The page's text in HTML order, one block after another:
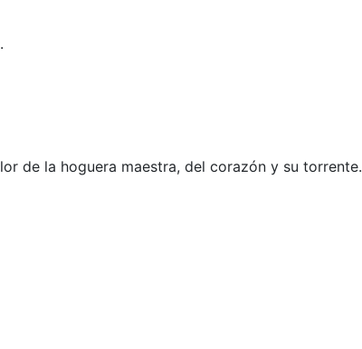
de la hoguera maestra, del corazón y su torrente.